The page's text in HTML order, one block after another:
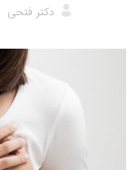
دکتر فتحی